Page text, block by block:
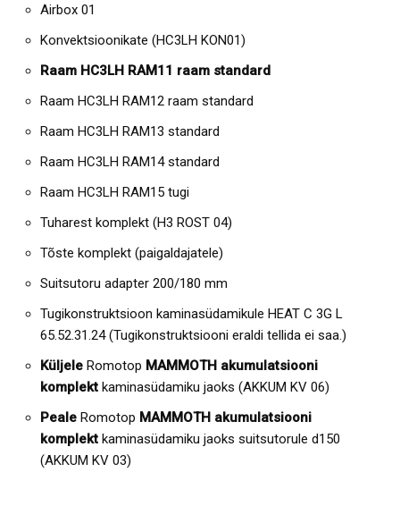
Airbox 01
Konvektsioonikate (HC3LH KON01)
Raam HC3LH RAM11 raam standard
Raam HC3LH RAM12 raam standard
Raam HC3LH RAM13 standard
Raam HC3LH RAM14 standard
Raam HC3LH RAM15 tugi
Tuharest komplekt (H3 ROST 04)
Tõste komplekt (paigaldajatele)
Suitsutoru adapter 200/180 mm
Tugikonstruktsioon kaminasüdamikule HEAT C 3G L
65.52.31.24 (Tugikonstruktsiooni eraldi tellida ei saa.)
Küljele Romotop MAMMOTH akumulatsiooni
komplekt kaminasüdamiku jaoks (AKKUM KV 06)
Peale Romotop MAMMOTH akumulatsiooni
komplekt kaminasüdamiku jaoks suitsutorule d150
(AKKUM KV 03)